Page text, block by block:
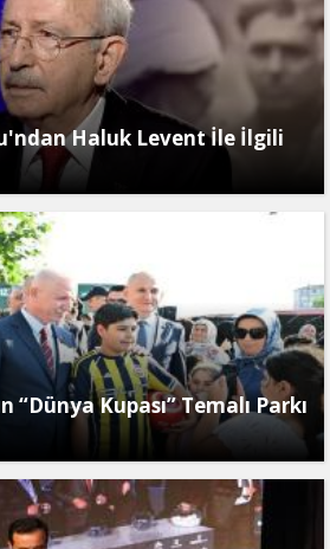
Haluk Levent İle İlgili
“Dünya Kupası” Temalı Parkı